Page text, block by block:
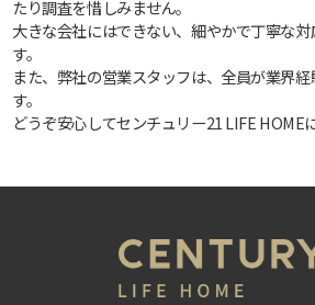
たり調査を惜しみません。
大きな会社にはできない、細やかで丁寧な
す。
また、弊社の営業スタッフは、全員が業界
す。
どうぞ安心してセンチュリー21 LIFE HOME